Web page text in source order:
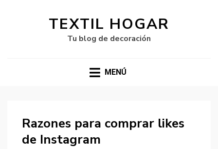
TEXTIL HOGAR
Tu blog de decoración
MENÚ
Razones para comprar likes
de Instagram